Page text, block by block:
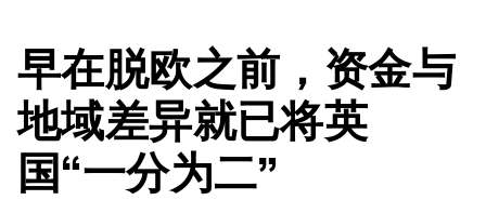
早在脱欧之前，资金与
地域差异就已将英
国“一分为二”